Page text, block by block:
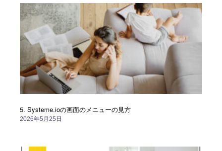
5. Systeme.ioの画面のメニューの見方
2026年5月25日
ペ
ー
ジ
ー
ジ
ー
ジ
ペ
ー
ジ
ペ
ー
ペ
ー
ジ